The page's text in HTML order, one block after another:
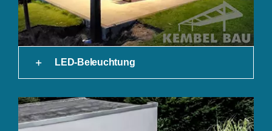
LED-Beleuchtung